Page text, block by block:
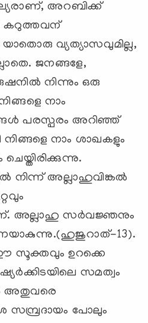
അറബിക്ക്
കറുത്തവന്
വ്യത്യാസവുമില്ല,
ജനങ്ങളേ,
നിന്നും ഒരു
നാം
പരസ്പരം അറിഞ്ഞ്
നിങ്ങളെ നാം ശാഖകളും
നിന്ന് അല്ലാഹുവിങ്കല്‍
അല്ലാഹു സര്‍വജ്ഞനും
13).
സൂക്തവും ഉറക്കെ
സമത്വം
അതുവരെ
സമ്പ്രദായം പോലും